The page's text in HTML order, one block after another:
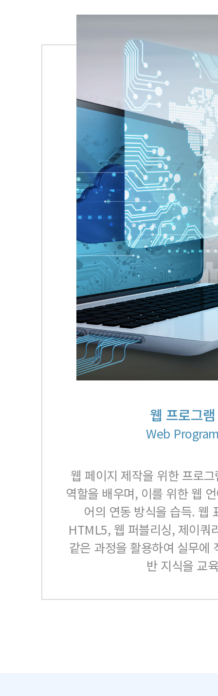
웹 프로그램
Web
웹 페이지 제작을 위한 프로
역할을 배우며, 이를 위한 웹
어의 연동 방식을 습득. 웹
HTML5, 웹 퍼블리싱, 제이쿼
같은 과정을 활용하여 실무에
반 지식을 교육